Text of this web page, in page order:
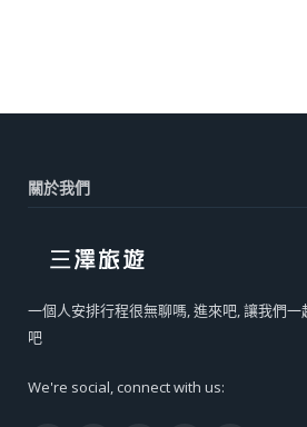
關於我們
一個人安排行程很無聊嗎, 進來吧, 讓我們
吧
We're social, connect with us: